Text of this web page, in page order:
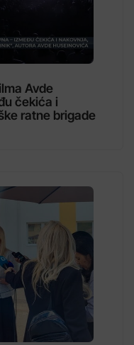
Avde
čekića i
ratne brigade